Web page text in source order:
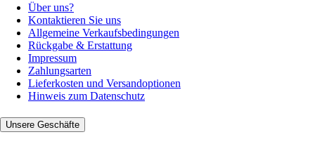
Über uns?
Kontaktieren Sie uns
Allgemeine Verkaufsbedingungen
Rückgabe & Erstattung
Impressum
Zahlungsarten
Lieferkosten und Versandoptionen
Hinweis zum Datenschutz
Unsere Geschäfte